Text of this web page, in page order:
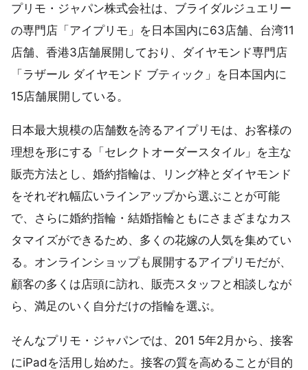
プリモ・ジャパン株式会社は、ブライダルジュエリー
の専門店「アイプリモ」を日本国内に63店舗、台湾11
店舗、香港3店舗展開しており、ダイヤモンド専門店
「ラザール ダイヤモンド ブティック」を日本国内に
15店舗展開している。
日本最大規模の店舗数を誇るアイプリモは、お客様の
理想を形にする「セレクトオーダースタイル」を主な
販売方法とし、婚約指輪は、リング枠とダイヤモンド
をそれぞれ幅広いラインアップから選ぶことが可能
で、さらに婚約指輪・結婚指輪ともにさまざまなカス
タマイズができるため、多くの花嫁の人気を集めてい
る。オンラインショップも展開するアイプリモだが、
顧客の多くは店頭に訪れ、販売スタッフと相談しなが
ら、満足のいく自分だけの指輪を選ぶ。
そんなプリモ・ジャパンでは、201 5年2月から、接客
にiPadを活用し始めた。接客の質を高めることが目的